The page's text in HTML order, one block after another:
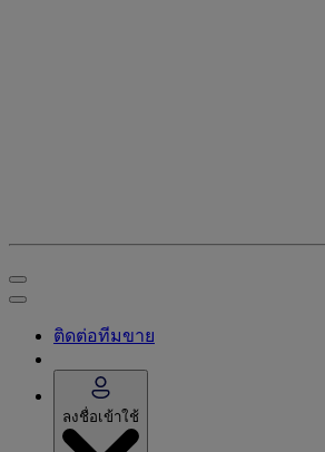
ติดต่อทีมขาย
ลงชื่อเข้าใช้